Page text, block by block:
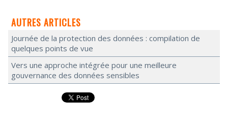
AUTRES ARTICLES
Journée de la protection des données : compilation de
quelques points de vue
Vers une approche intégrée pour une meilleure
gouvernance des données sensibles